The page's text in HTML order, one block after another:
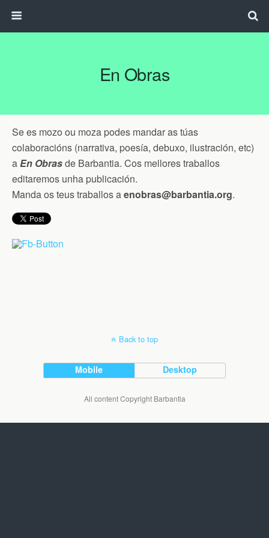
En Obras
Se es mozo ou moza podes mandar as túas
colaboracións (narrativa, poesía, debuxo, ilustración, etc)
aEn Obrasde Barbantia. Cos mellores traballos
editaremos unha publicación.
Manda os teus traballos aenobras@barbantia.org.
Back to top
Mobile Desktop
All content Copyright Barbantia